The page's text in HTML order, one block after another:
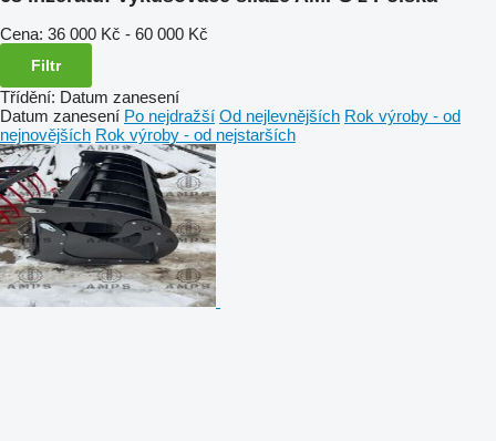
Cena: 36 000 Kč - 60 000 Kč
Filtr
Třídění: Datum zanesení
Datum zanesení Po nejdražší Od nejlevnějších Rok výroby - od
nejnovějších Rok výroby - od nejstarších